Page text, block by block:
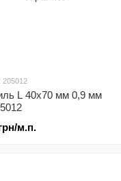
205012
L 40х70 мм 0,9 мм
м.п.